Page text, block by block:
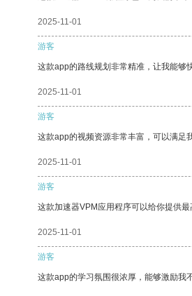
2025-11-01
游客
这款app的路线规划非常精准，让我能够
2025-11-01
游客
这款app的视频资源非常丰富，可以满足
2025-11-01
游客
这款加速器VPM应用程序可以给你提供
2025-11-01
游客
这款app的学习氛围很浓厚，能够激励我